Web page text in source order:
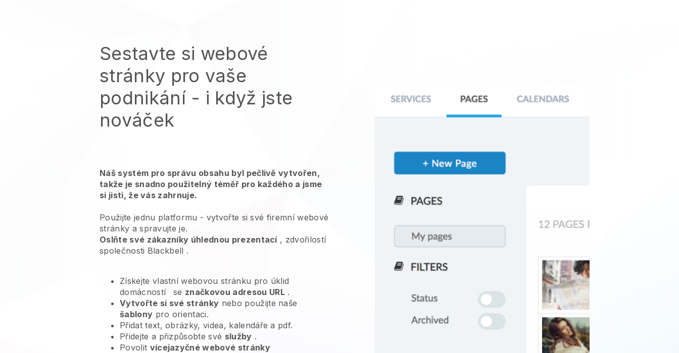
Sestavte si webové
stránky pro vaše
podnikání - i když jste
nováček
Náš systém pro správu obsahu byl pečlivě vytvořen,
takže je snadno použitelný téměř pro každého a jsme
si jisti, že vás zahrnuje.
Použijte jednu platformu - vytvořte si své firemní webové
stránky a spravujte je.
Oslňte své zákazníky úhlednou prezentací, zdvořilostí
společnosti Blackbell .
Získejte vlastní webovou stránku pro úklid
domácností
se značkovou adresou URL.
Vytvořte si své stránky nebo použijte naše
šablony pro orientaci.
Přidat text, obrázky, videa, kalendáře a pdf.
Přidejte a přizpůsobte své služby .
Povolit vícejazyčné webové stránky